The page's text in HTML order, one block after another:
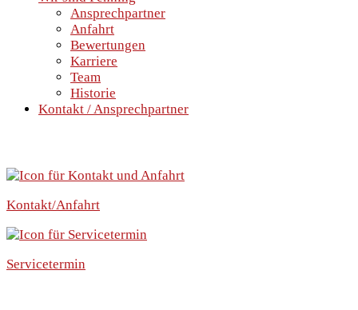
Ansprechpartner
Anfahrt
Bewertungen
Karriere
Team
Historie
Kontakt / Ansprechpartner
Kontakt/Anfahrt
Servicetermin